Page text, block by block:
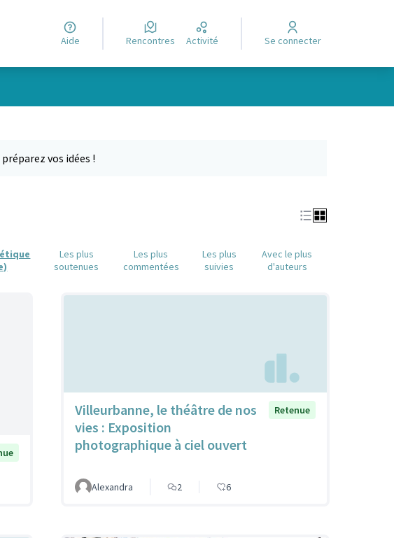
Aide Rencontres Activité Se connecter
vos idées !
Les plus
soutenues
Les plus
commentées
Les plus
suivies
Avec le plus
d'auteurs
Villeurbanne, le théâtre de nos
vies : Exposition
photographique à ciel ouvert
Retenue
Alexandra 2 6